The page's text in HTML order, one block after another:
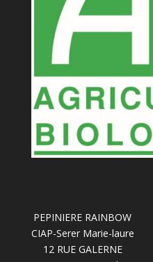
PEPINIERE RAINBOW
CIAP-Serer Marie-laure
12 RUE GALERNE